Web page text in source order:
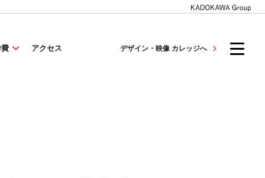
アクセス デザイン・映像 カレッジへ